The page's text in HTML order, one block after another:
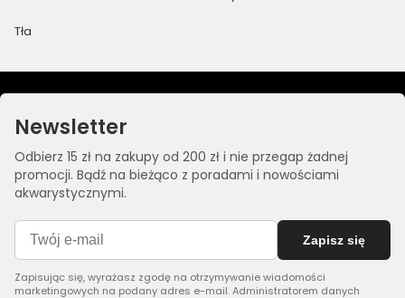
Tła
Newsletter
Odbierz 15 zł na zakupy od 200 zł i nie przegap żadnej
promocji. Bądź na bieżąco z poradami i nowościami
akwarystycznymi.
Zapisz się
Zapisując się, wyrażasz zgodę na otrzymywanie wiadomości
marketingowych na podany adres e-mail. Administratorem danych